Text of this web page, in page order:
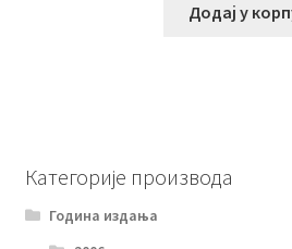
Додај у
Категорије производа
Година издања